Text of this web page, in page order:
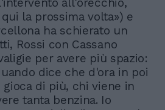
all'orecchio,
la prossima volta») e
ha schierato un
Rossi con Cassano
per avere più spazio:
dice che d'ora in poi
di più, chi viene in
tanta benzina. Io